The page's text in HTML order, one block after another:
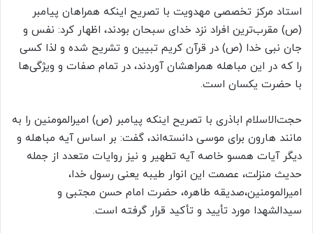
استاد مرکز تخصصی مهدویت با تصریح اینکه همراهان پیامبر
(ص) مقرب‌ترین افراد نزد خدای سبحان بودند، اظهار کرد: نفس و
جان نبی خدا (ص) در قرآن کریم تبیین و تشریح شده و لذا کسی
را که در این مباهله همراهشان آوردند، در تمام صفات و ویژگی‌ها
با حضرت یکسان است.
حجت‌الاسلام اباذری با تصریح اینکه پیامبر (ص) امیرالمومنین را به
مانند هارون برای موسی دانسته‌اند، گفت: بر اساس آیه مباهله و
دیگر آیات همسو خاصه آیه تطهیر و نیز روایات متعدد از جمله
حدیث منزلت، عصمت این انوار طیبه یعنی رسول خدا،
امیرالمومنین،صدیقه طاهره، حضرت امام حسن مجتبی و
سیدالشهدا مورد تأیید و تأکید قرار گرفته است.